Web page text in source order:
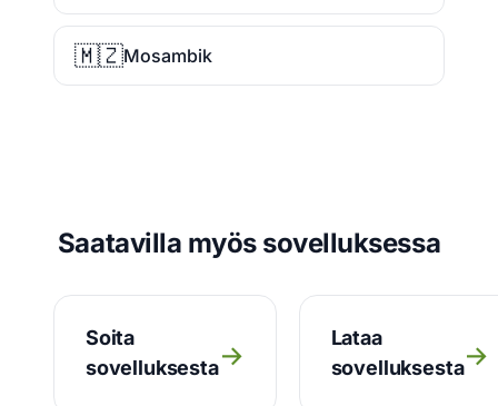
🇲🇿Mosambik
Saatavilla myös sovelluksessa
Soita
sovelluksesta→
Lataa
sovelluksesta→